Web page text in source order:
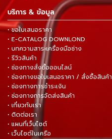
บริการ & ข้อมูล
• ขอใบเสนอราคา
• E-CATALOG DOWNLOND
• บทความสาระเครื่องมือช่าง
• รีวิวสินค้า
• ช่องทางสั่งซื้อออนไลน์
• ช่องทางขอใบเสนอราคา / สั่งซื้อสินค้า
• ช่องทางการชำระเงิน
• ช่องทางการจัดส่งสินค้า
• เกี่ยวกับเรา
• ติดต่อเรา
• แผนที่เว็บไซต์
• เว็บไซต์ในเครือ